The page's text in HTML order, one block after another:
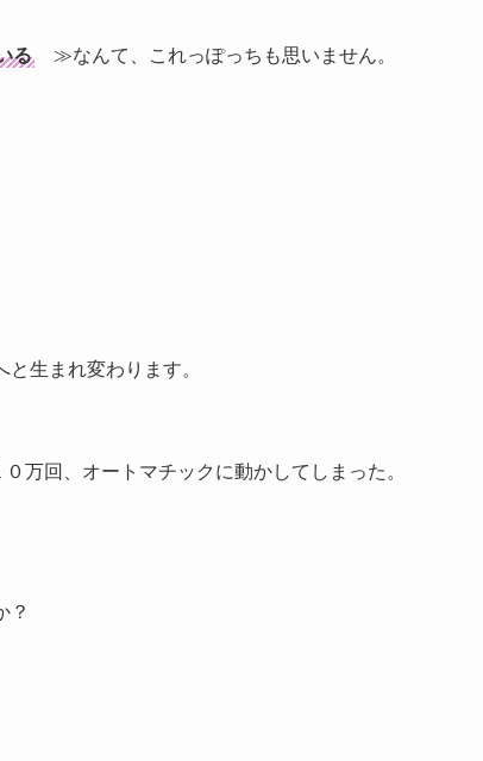
る ≫なんて、これっぽっちも思いません。
生まれ変わります。
万回、オートマチックに動かしてしまった。
？